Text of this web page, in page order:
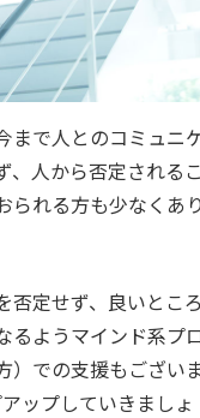
まで人とのコミュニ
、人から否定される
られる方も少なくあ
否定せず、良いとこ
るようマインド系プ
）での支援もござい
ップしていきましょ